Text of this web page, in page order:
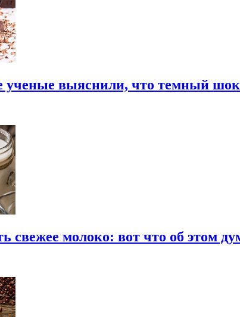
ученые выяснили, что темный
свежее молоко: вот что об этом